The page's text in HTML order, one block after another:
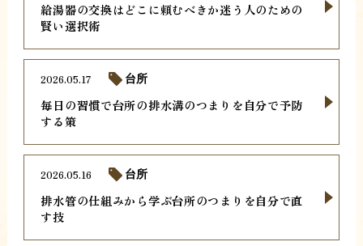
給湯器の交換はどこに頼むべきか迷う人のための
賢い選択術
毎日の習慣で台所の排水溝のつまりを自分で予防
する策
2026.05.17 台所
排水管の仕組みから学ぶ台所のつまりを自分で直
す技
2026.05.16 台所